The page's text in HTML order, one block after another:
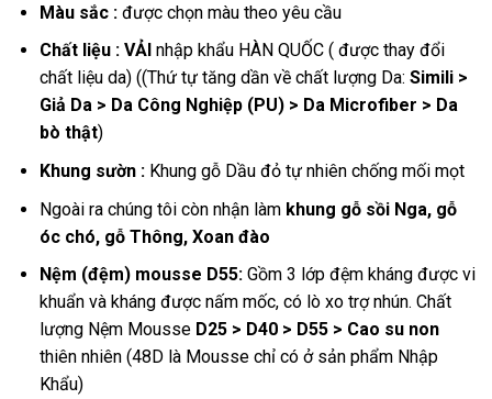
Màu sắc :được chọn màu theo yêu cầu
Chất liệu : VẢI nhập khẩu HÀN QUỐC ( được thay đổi
chất liệu da) ((Thứ tự tăng dần về chất lượng Da: Simili >
Giả Da > Da Công Nghiệp (PU) > Da Microfiber > Da
bò thật)
Khung sườn :Khung gỗ Dầu đỏ tự nhiên chống mối mọt
Ngoài ra chúng tôi còn nhận làm khung gỗ sồi Nga, gỗ
óc chó, gỗ Thông, Xoan đào
Nệm (đệm) mousse D55:Gồm 3 lớp đệm kháng được vi
khuẩn và kháng được nấm mốc, có lò xo trợ nhún. Chất
lượng Nệm Mousse D25 > D40 > D55 > Cao su non
thiên nhiên (48D là Mousse chỉ có ở sản phẩm Nhập
Khẩu)